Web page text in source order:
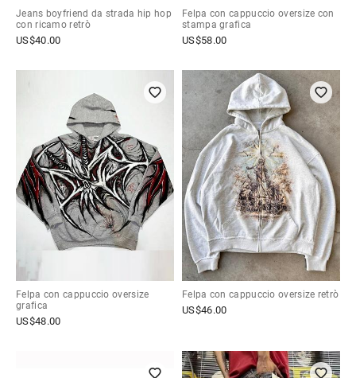
Jeans boyfriend da strada hip hop
con ricamo retrò
US$40.00
Felpa con cappuccio oversize con
stampa grafica
US$58.00
Felpa con cappuccio oversize
grafica
US$48.00
Felpa con cappuccio oversize retrò
US$46.00